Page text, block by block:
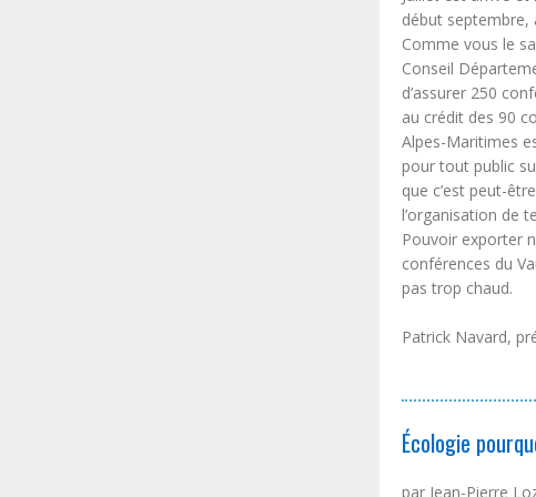
début septembre,
Comme vous le
Conseil
d’assurer 250
au crédit des 90
Alpes-Maritimes
pour tout public
que c’est peut-
l’organisation de
Pouvoir exporter
conférences du
pas trop chaud.
Patrick Navard,
Écologie
par Jean-Pierre